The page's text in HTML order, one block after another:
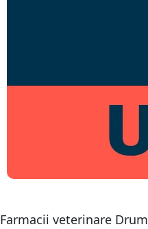
Farmacii veterinare